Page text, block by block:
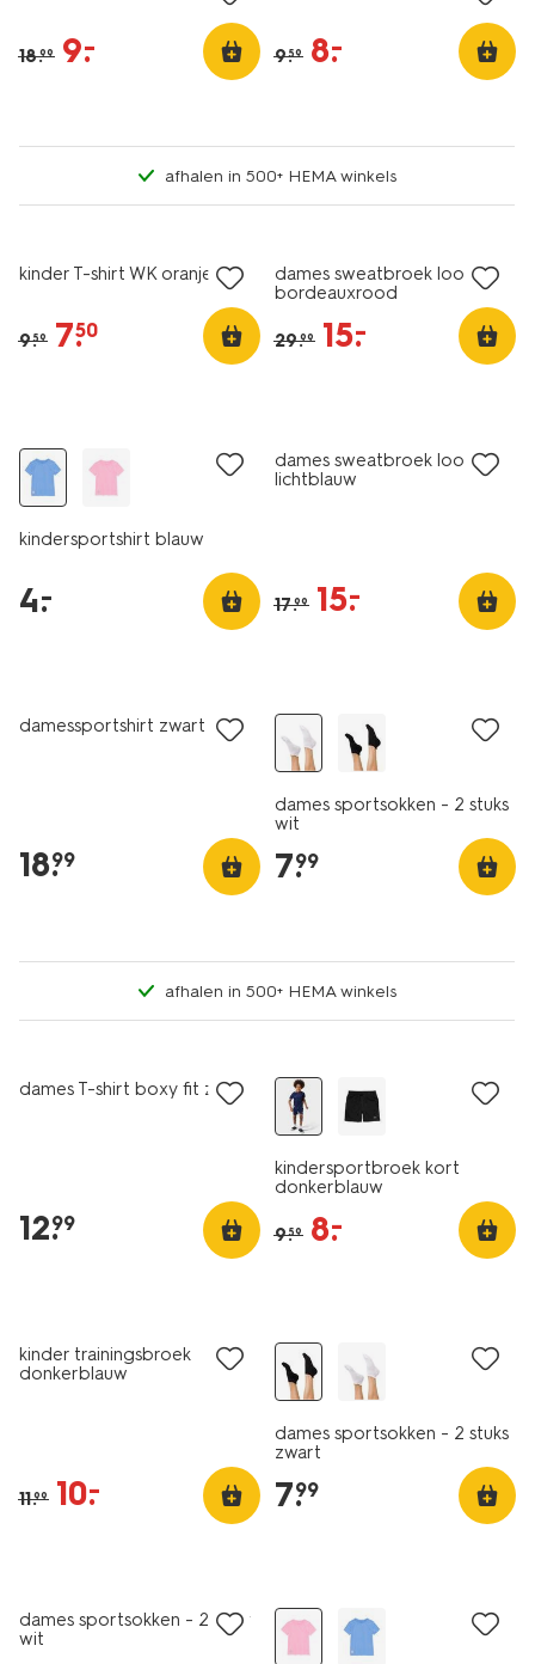
18.99 9.
– 9.59 8.
–
afhalen in 500+ HEMA winkels
kinder T-shirt WK oranje
9.59 7.
50
dames sweatbroek loose fit
bordeauxrood
29.99 15.
–
kindersportshirt blauw
4.
–
dames sweatbroek loose fit
lichtblauw
17.99 15.
–
damessportshirt zwart
18.
99
dames sportsokken - 2 stuks
wit
7.
99
afhalen in 500+ HEMA winkels
dames T-shirt boxy fit zwart
12.
99
kindersportbroek kort
donkerblauw
9.59 8.
–
kinder trainingsbroek
donkerblauw
11.99 10.
–
dames sportsokken - 2 stuks
zwart
7.
99
dames sportsokken - 2 paar
wit